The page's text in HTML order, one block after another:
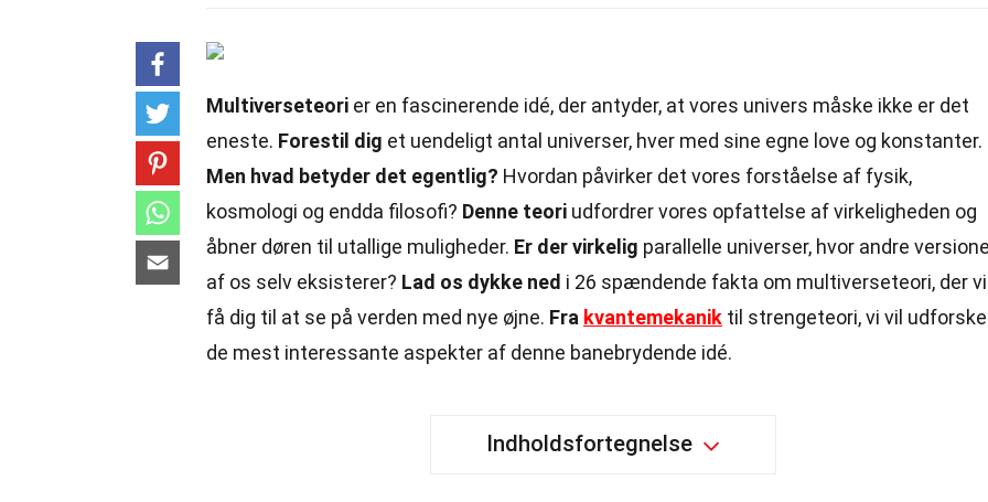
Multiverseteori er en fascinerende idé, der antyder, at vores univers måske ikke er det
eneste. Forestil dig et uendeligt antal universer, hver med sine egne love og konstanter.
Men hvad betyder det egentlig? Hvordan påvirker det vores forståelse af fysik,
kosmologi og endda filosofi? Denne teori udfordrer vores opfattelse af virkeligheden og
åbner døren til utallige muligheder. Er der virkelig parallelle universer, hvor andre
af os selv eksisterer? Lad os dykke ned i 26 spændende fakta om multiverseteori, der vil
få dig til at se på verden med nye øjne. Fra kvantemekanik til strengeteori, vi vil udforske
de mest interessante aspekter af denne banebrydende idé.
Indholdsfortegnelse